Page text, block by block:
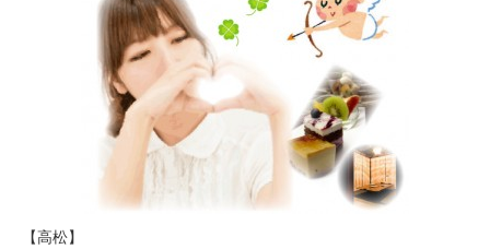
【高松】